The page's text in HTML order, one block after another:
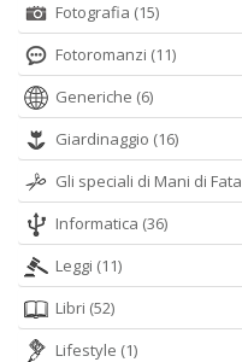
Fotografia (15)
Fotoromanzi (11)
Generiche (6)
Giardinaggio (16)
Gli speciali di Mani di Fata
Informatica (36)
Leggi (11)
Libri (52)
Lifestyle (1)